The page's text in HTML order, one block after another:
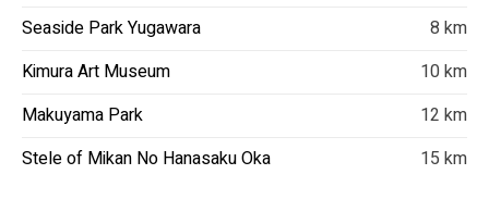
Seaside Park Yugawara
8 km
Kimura Art Museum
10 km
Makuyama Park
12 km
Stele of Mikan No Hanasaku Oka
15 km